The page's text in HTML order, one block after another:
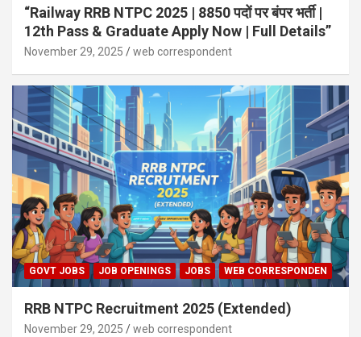
“Railway RRB NTPC 2025 | 8850 पदों पर बंपर भर्ती |
12th Pass & Graduate Apply Now | Full Details”
November 29, 2025 web correspondent
GOVT JOBS JOB OPENINGS JOBS WEB CORRESPONDEN
RRB NTPC Recruitment 2025 (Extended)
November 29, 2025 web correspondent